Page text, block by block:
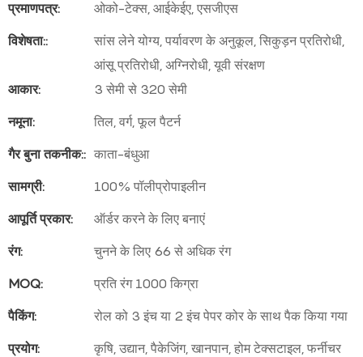
प्रमाणपत्र:
ओको-टेक्स, आईकेईए, एसजीएस
विशेषता::
सांस लेने योग्य, पर्यावरण के अनुकूल, सिकुड़न प्रतिरोधी,
आंसू प्रतिरोधी, अग्निरोधी, यूवी संरक्षण
आकार:
3 सेमी से 320 सेमी
नमूना:
तिल, वर्ग, फूल पैटर्न
गैर बुना तकनीक:: काता-बंधुआ
सामग्री:
100% पॉलीप्रोपाइलीन
आपूर्ति प्रकार:
ऑर्डर करने के लिए बनाएं
रंग:
चुनने के लिए 66 से अधिक रंग
MOQ:
प्रति रंग 1000 किग्रा
पैकिंग:
रोल को 3 इंच या 2 इंच पेपर कोर के साथ पैक किया गया
प्रयोग:
कृषि, उद्यान, पैकेजिंग, खानपान, होम टेक्सटाइल, फर्नीचर